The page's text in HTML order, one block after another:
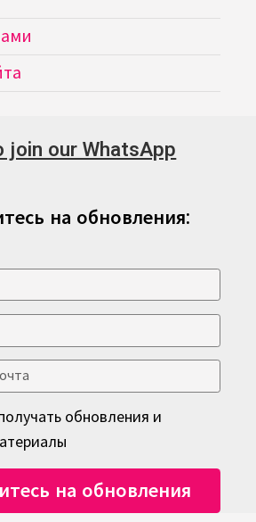
join our WhatsApp
на обновления:
обновления и